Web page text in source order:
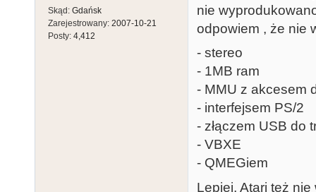
Skąd: Gdańsk
Zarejestrowany: 2007-10-21
Posty: 4,412
nie
odpowiem , że nie
- stereo
- 1MB ram
- MMU z akcesem
- interfejsem PS/2
- złączem USB do
- VBXE
- QMEGiem
Lepiej, Atari też